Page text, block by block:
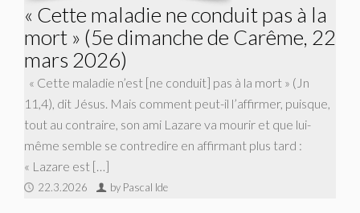
« Cette maladie ne conduit pas à la
mort » (5e dimanche de Carême, 22
mars 2026)
« Cette maladie n’est [ne conduit] pas à la mort » (Jn
11,4), dit Jésus. Mais comment peut-il l’affirmer, puisque,
tout au contraire, son ami Lazare va mourir et que lui-
même semble se contredire en affirmant plus tard :
« Lazare est […]
22.3.2026 by Pascal Ide